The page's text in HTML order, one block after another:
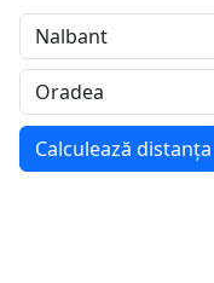
Calculează distanța